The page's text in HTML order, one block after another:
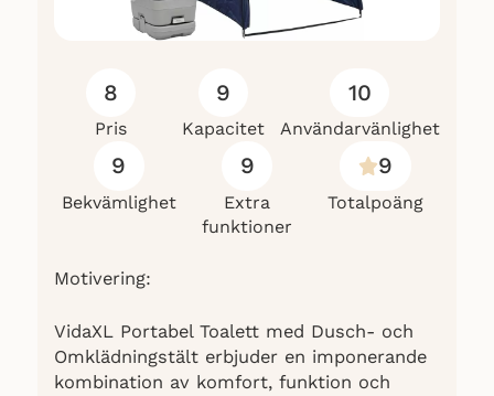
8
Pris
9
Kapacitet
10
Användarvänlighet
9
Bekvämlighet
9
Extra
funktioner
9
Totalpoäng
Motivering:
VidaXL Portabel Toalett med Dusch- och
Omklädningstält erbjuder en imponerande
kombination av komfort, funktion och